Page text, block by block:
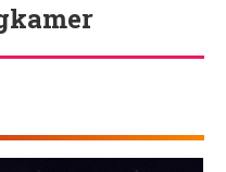
bent hier: